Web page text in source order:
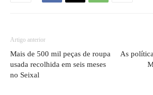
Artigo anterior
Mais de 500 mil peças de roupa
usada recolhida em seis meses
no Seixal
As